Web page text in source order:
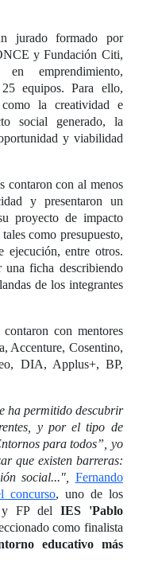
jurado formado por
y Fundación Citi,
emprendimiento,
equipos. Para ello,
la creatividad e
social generado, la
y viabilidad
contaron con al menos
y presentaron un
proyecto de impacto
como presupuesto,
ejecución, entre otros.
una ficha describiendo
de los integrantes
con mentores
Accenture, Cosentino,
DIA, Applus+, BP,
ha permitido descubrir
y por el tipo de
para todos”, yo
que existen barreras:
social...",
Fernando
concurso, uno de los
y FP del IES 'Pablo
como finalista
educativo más